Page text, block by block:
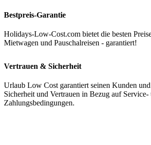
Bestpreis-Garantie
Holidays-Low-Cost.com bietet die besten
Mietwagen und Pauschalreisen - garantiert!
Vertrauen & Sicherheit
Urlaub Low Cost garantiert seinen Kunden
Sicherheit und Vertrauen in Bezug auf Service-
Zahlungsbedingungen.